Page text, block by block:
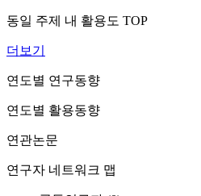
동일 주제 내 활용도 TOP
더보기
연도별 연구동향
연도별 활용동향
연관논문
연구자 네트워크 맵